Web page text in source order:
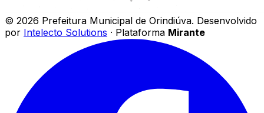
© 2026 Prefeitura Municipal de Orindiúva. Desenvolvido
por Intelecto Solutions · Plataforma Mirante